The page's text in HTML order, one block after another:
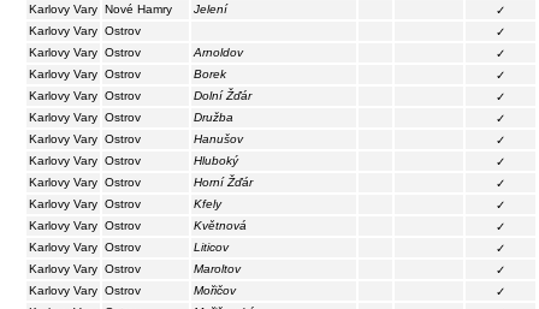
Karlovy Vary Nové Hamry Jelení
✓
Karlovy Vary Ostrov
✓
Karlovy Vary Ostrov Arnoldov
✓
Karlovy Vary Ostrov Borek
✓
Karlovy Vary Ostrov Dolní Žďár
✓
Karlovy Vary Ostrov Družba
✓
Karlovy Vary Ostrov Hanušov
✓
Karlovy Vary Ostrov Hluboký
✓
Karlovy Vary Ostrov Horní Žďár
✓
Karlovy Vary Ostrov Kfely
✓
Karlovy Vary Ostrov Květnová
✓
Karlovy Vary Ostrov Liticov
✓
Karlovy Vary Ostrov Maroltov
✓
Karlovy Vary Ostrov Mořičov
✓